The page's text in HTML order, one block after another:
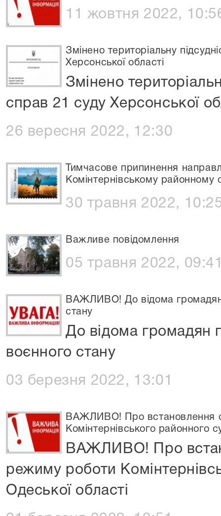
11 жовтня 2022,
Змінено територіальну
Херсонської області
Змінено
справ 21 суду Херсонської
26 вересня 2022, 12:30
Тимчасове припинення
Комінтернівському районному
30 травня 2022,
Важливе повідомлення
05 травня 2022,
ВАЖЛИВО! До відома громадян
стану
До відома громадян
воєнного стану
03 березня 2022, 13:01
ВАЖЛИВО! Про встановлення
Комінтернівського районного
ВАЖЛИВО! Про
режиму роботи
Одеської області